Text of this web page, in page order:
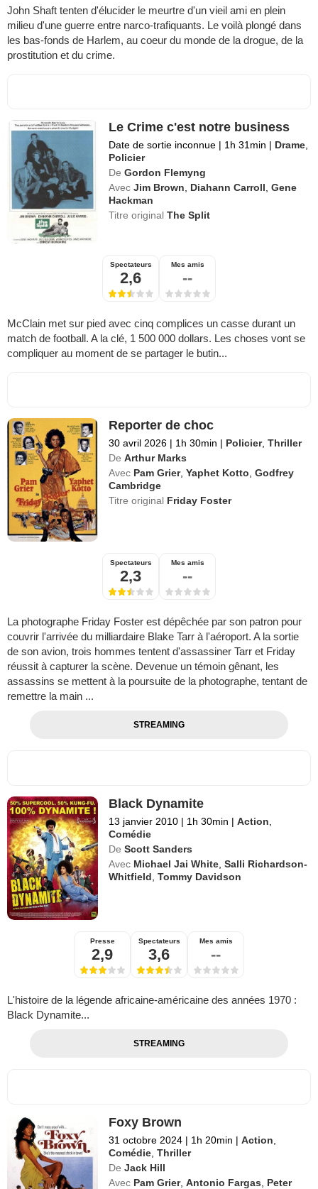
John Shaft tenten d'élucider le meurtre d'un vieil ami en plein
milieu d'une guerre entre narco-trafiquants. Le voilà plongé dans
les bas-fonds de Harlem, au coeur du monde de la drogue, de la
prostitution et du crime.
Le Crime c'est notre business
Date de sortie inconnue | 1h 31min | Drame
Policier
De Gordon Flemyng
Avec Jim Brown Diahann Carroll ,Gene
Hackman
Titre originalThe Split
Spectateurs
2,6
Mes amis
--
McClain met sur pied avec cinq complices un casse durant un
match de football. A la clé, 1 500 000 dollars. Les choses vont se
compliquer au moment de se partager le butin...
Reporter de choc
30 avril 2026 | 1h 30min | Policier,Thriller
De Arthur Marks
Avec Pam Grier,Yaphet Kotto ,Godfrey
Cambridge
Titre original Friday Foster
Spectateurs
2,3
Mes amis
--
La photographe Friday Foster est dépêchée par son patron pour
couvrir l'arrivée du milliardaire Blake Tarr à l'aéroport. A la sortie
de son avion, trois hommes tentent d'assassiner Tarr et Friday
réussit à capturer la scène. Devenue un témoin gênant, les
assassins se mettent à la poursuite de la photographe, tentant de
remettre la main ...
STREAMING
Black Dynamite
13 janvier 2010 | 1h 30min | Action
Comédie
De Scott Sanders
Avec Michael Jai White ,Salli Richardson-
Whitfield ,Tommy Davidson
Presse
2,9
Spectateurs
3,6
Mes amis
--
L'histoire de la légende africaine-américaine des années 1970 :
Black Dynamite...
STREAMING
Foxy Brown
31 octobre 2024 | 1h 20min | Action
Comédie ,Thriller
De Jack Hill
Avec Pam Grier,Antonio Fargas Peter